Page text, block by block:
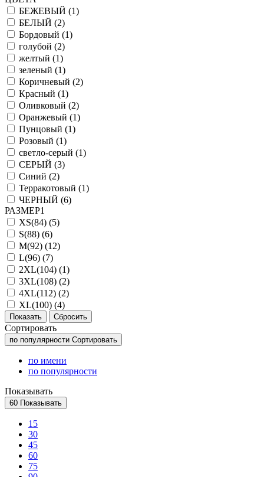
БЕЖЕВЫЙ (1)
БЕЛЫЙ (2)
Бордовый (1)
голубой (2)
желтый (1)
зеленый (1)
Коричневый (2)
Красный (1)
Оливковый (2)
Оранжевый (1)
Пунцовый (1)
Розовый (1)
светло-серый (1)
СЕРЫЙ (3)
Синий (2)
Терракотовый (1)
ЧЕРНЫЙ (6)
РАЗМЕР1
XS(84) (5)
S(88) (6)
M(92) (12)
L(96) (7)
2XL(104) (1)
3XL(108) (2)
4XL(112) (2)
XL(100) (4)
Сортировать
по популярности Сортировать
по имени
по популярности
Показывать
60 Показывать
15
30
45
60
75